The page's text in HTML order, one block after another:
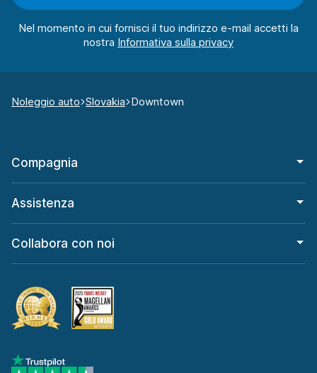
Nel momento in cui fornisci il tuo indirizzo e-mail accetti la
nostra
Noleggio auto Slovakia Downtown
Compagnia
Assistenza
Collabora con noi